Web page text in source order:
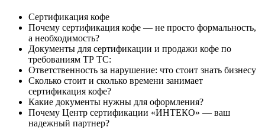
Сертификация кофе
Почему сертификация кофе — не просто формальность,
а необходимость?
Документы для сертификации и продажи кофе по
требованиям ТР ТС:
Ответственность за нарушение: что стоит знать бизнесу
Сколько стоит и сколько времени занимает
сертификация кофе?
Какие документы нужны для оформления?
Почему Центр сертификации «ИНТЕКО» — ваш
надежный партнер?